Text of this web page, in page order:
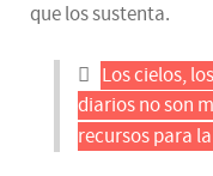
que los sustenta.
Los cielos,
diarios no son
recursos para